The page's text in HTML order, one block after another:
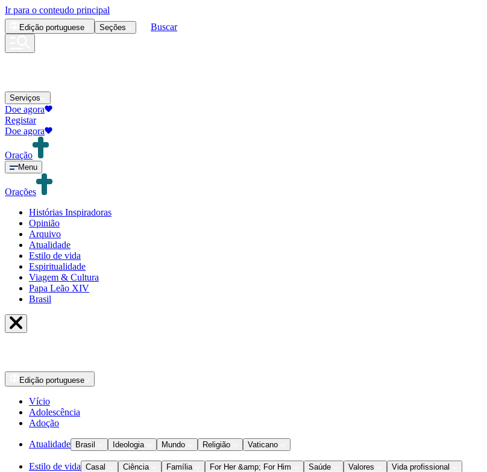
Ir para o conteudo principal
Edição portuguese Seções Buscar
Serviços
Doe agora
Registar
Doe agora
Oração
Menu
Orações
Histórias Inspiradoras
Opinião
Arquivo
Atualidade
Estilo de vida
Espiritualidade
Viagem & Cultura
Papa Leão XIV
Brasil
Edição portuguese
Vício
Adolescência
Adoção
Atualidade Brasil Ideologia Mundo Religião Vaticano
Estilo de vida Casal Ciência Família For Her &amp; For Him Saúde Valores Vida profissional